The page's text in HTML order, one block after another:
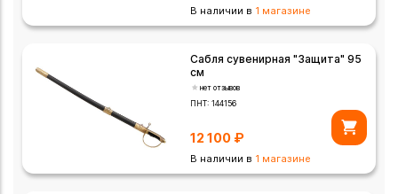
В наличии в 1 магазине
Сабля сувенирная "Защита" 95
см
нет отзывов
ПНТ:144156
12 100 ₽
В наличии в 1 магазине